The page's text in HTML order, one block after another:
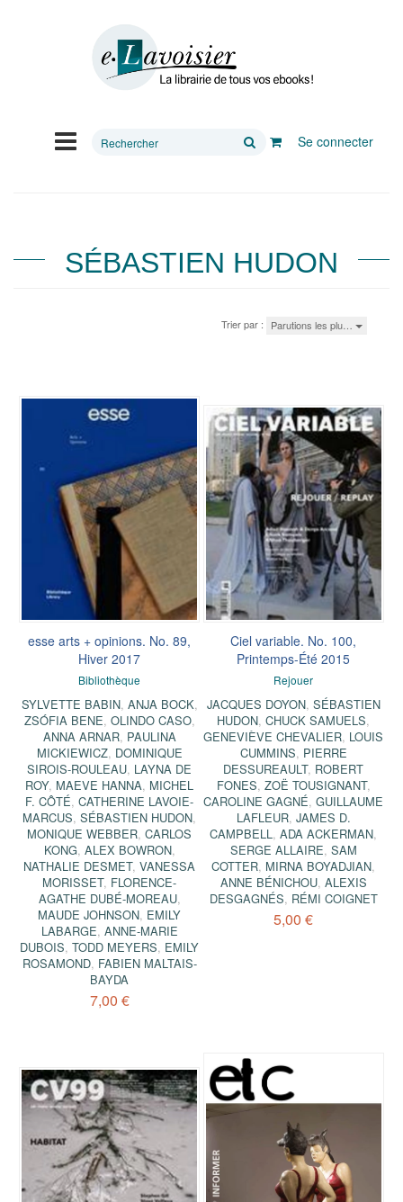
Rechercher
Se connecter
SÉBASTIEN HUDON
Trier par : Parutions les plu…
esse arts + opinions. No. 89,
Hiver 2017
Bibliothèque
SYLVETTE BABIN, ANJA BOCK,
ZSÓFIA BENE, OLINDO CASO,
ANNA ARNAR, PAULINA
MICKIEWICZ, DOMINIQUE
SIROIS-ROULEAU, LAYNA DE
ROY, MAEVE HANNA, MICHEL
F. CÔTÉ,CATHERINE LAVOIE-
MARCUS,SÉBASTIEN HUDON,
MONIQUE WEBBER,CARLOS
KONG, ALEX BOWRON,
NATHALIE DESMET,VANESSA
MORISSET, FLORENCE-
AGATHE DUBÉ-MOREAU,
MAUDE JOHNSON, EMILY
LABARGE, ANNE-MARIE
DUBOIS,TODD MEYERS, EMILY
ROSAMOND, FABIEN MALTAIS-
BAYDA
7,00 €
Ciel variable. No. 100,
Printemps-Été 2015
Rejouer
JACQUES DOYON, SÉBASTIEN
HUDON,CHUCK SAMUELS,
GENEVIÈVE CHEVALIER, LOUIS
CUMMINS, PIERRE
DESSUREAULT, ROBERT
FONES, ZOË TOUSIGNANT,
CAROLINE GAGNÉ,GUILLAUME
LAFLEUR, JAMES D.
CAMPBELL,ADA ACKERMAN,
SERGE ALLAIRE, SAM
COTTER, MIRNA BOYADJIAN,
ANNE BÉNICHOU, ALEXIS
DESGAGNÉS, RÉMI COIGNET
5,00 €